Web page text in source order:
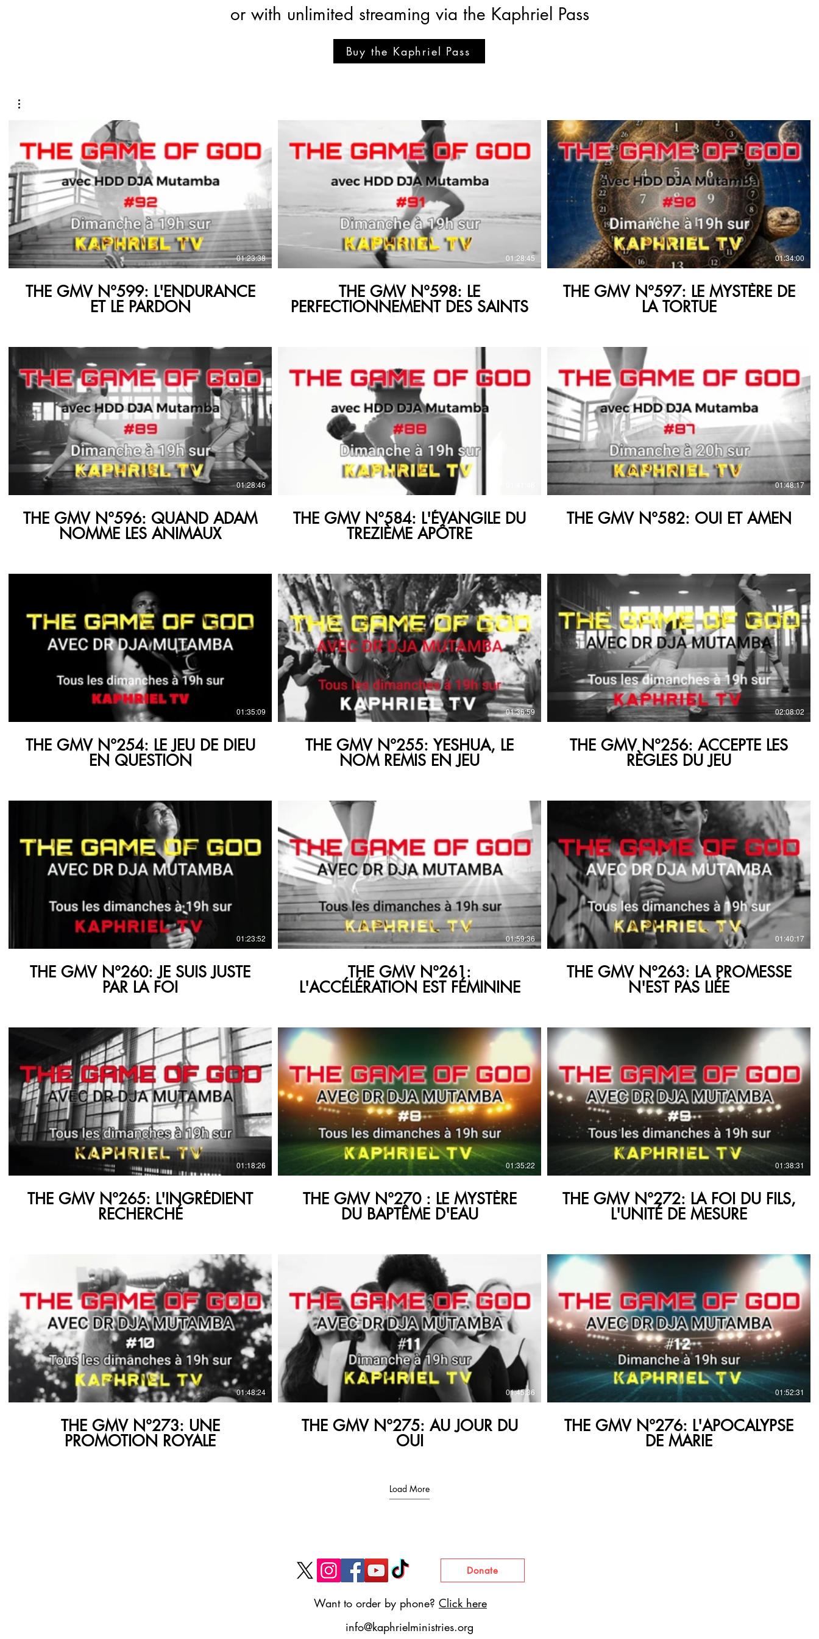
or with unlimited streaming via the Kaphriel Pass
Buy the Kaphriel Pass
01:23:38
THE GMV N°599: L'ENDURANCE
ET LE PARDON
01:28:45
THE GMV N°598: LE
PERFECTIONNEMENT DES SAINTS
€
01:34:00
THE GMV N°597: LE MYSTÈRE DE
LA TORTUE
€
01:28:46
THE GMV N°596: QUAND ADAM
NOMME LES ANIMAUX
€
THE GMV N°584: L'ÉVANGILE DU
TREZIÈME APÔTRE
01:48:17
THE GMV N°582: OUI ET AMEN
€
01:35:09
THE GMV N°254: LE JEU DE DIEU
EN QUESTION
€
01:36:59
THE GMV N°255: YESHUA, LE
NOM REMIS EN JEU
€
02:08:02
THE GMV N°256: ACCEPTE LES
RÈGLES DU JEU
€
01:23:52
THE GMV N°260: JE SUIS JUSTE
PAR LA FOI
€
01:59:36
THE GMV N°261:
L'ACCÉLÉRATION EST FÉMININE
€
01:40:17
THE GMV N°263: LA PROMESSE
N'EST PAS LIÉE
€
01:18:26
THE GMV N°265: L'INGRÉDIENT
RECHERCHÉ
€
01:35:22
THE GMV N°270 : LE MYSTÈRE
DU BAPTÊME D'EAU
€
01:38:31
THE GMV N°272: LA FOI DU FILS,
L'UNITÉ DE MESURE
€
01:48:24
THE GMV N°273: UNE
PROMOTION ROYALE
€
01:45:36
THE GMV N°275: AU JOUR DU
OUI
€
01:52:31
THE GMV N°276: L'APOCALYPSE
DE MARIE
Load More
Donate
Want to order by phone? Click here
info@kaphrielministries.org